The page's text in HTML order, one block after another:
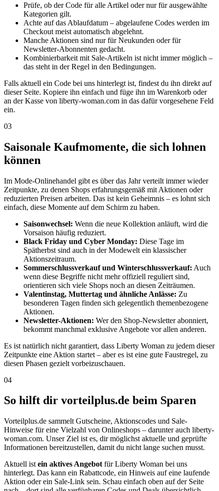
Prüfe, ob der Code für alle Artikel oder nur für ausgewählte
Kategorien gilt.
Achte auf das Ablaufdatum – abgelaufene Codes werden im
Checkout meist automatisch abgelehnt.
Manche Aktionen sind nur für Neukunden oder für
Newsletter-Abonnenten gedacht.
Kombinierbarkeit mit Sale-Artikeln ist nicht immer möglich –
das steht in der Regel in den Bedingungen.
Falls aktuell ein Code bei uns hinterlegt ist, findest du ihn direkt auf
dieser Seite. Kopiere ihn einfach und füge ihn im Warenkorb oder
an der Kasse von liberty-woman.com in das dafür vorgesehene Feld
ein.
03
Saisonale Kaufmomente, die sich lohnen
können
Im Mode-Onlinehandel gibt es über das Jahr verteilt immer wieder
Zeitpunkte, zu denen Shops erfahrungsgemäß mit Aktionen oder
reduzierten Preisen arbeiten. Das ist kein Geheimnis – es lohnt sich
einfach, diese Momente auf dem Schirm zu haben.
Saisonwechsel: Wenn die neue Kollektion anläuft, wird die
Vorsaison häufig reduziert.
Black Friday und Cyber Monday: Diese Tage im
Spätherbst sind auch in der Modewelt ein klassischer
Aktionszeitraum.
Sommerschlussverkauf und Winterschlussverkauf: Auch
wenn diese Begriffe nicht mehr offiziell reguliert sind,
orientieren sich viele Shops noch an diesen Zeiträumen.
Valentinstag, Muttertag und ähnliche Anlässe: Zu
besonderen Tagen finden sich gelegentlich themenbezogene
Aktionen.
Newsletter-Aktionen: Wer den Shop-Newsletter abonniert,
bekommt manchmal exklusive Angebote vor allen anderen.
Es ist natürlich nicht garantiert, dass Liberty Woman zu jedem dieser
Zeitpunkte eine Aktion startet – aber es ist eine gute Faustregel, zu
diesen Phasen gezielt vorbeizuschauen.
04
So hilft dir vorteilplus.de beim Sparen
Vorteilplus.de sammelt Gutscheine, Aktionscodes und Sale-
Hinweise für eine Vielzahl von Onlineshops – darunter auch liberty-
woman.com. Unser Ziel ist es, dir möglichst aktuelle und geprüfte
Informationen bereitzustellen, damit du nicht lange suchen musst.
Aktuell ist ein aktives Angebot für Liberty Woman bei uns
hinterlegt. Das kann ein Rabattcode, ein Hinweis auf eine laufende
Aktion oder ein Sale-Link sein. Schau einfach oben auf der Seite